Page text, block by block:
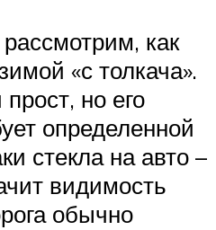
как
«с толкача».
но его
определенной
стекла на авто –
видимость
обычно